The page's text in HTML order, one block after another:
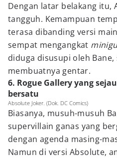
Dengan latar belakang itu,
tangguh. Kemampuan
terasa dibanding versi
sempat mengangkat
diduga disusupi oleh Bane,
membuatnya gentar.
6. Rogue Gallery yang
bersatu
Absolute Joker. (Dok. DC Comics)
Biasanya, musuh-musuh
supervillain ganas yang
dengan agenda masing-
Namun di versi Absolute,